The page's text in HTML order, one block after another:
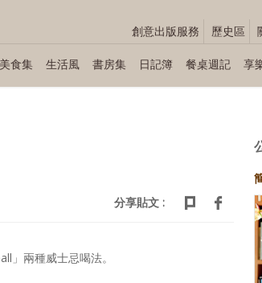
創意出版服務 歷史區
食集 生活風 書房集 日記簿 餐桌週記 享
分享貼文 :
」兩種威士忌喝法。